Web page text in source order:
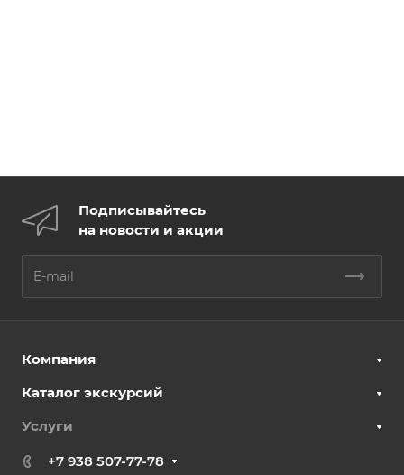
Подписывайтесь
на новости и акции
Компания
Каталог экскурсий
Услуги
+7 938 507-77-78